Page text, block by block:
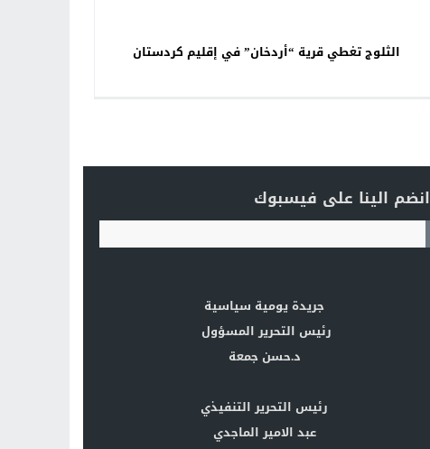
الثلوج تغطي قرية “أردخان” في إقليم كردستان
انضم الينا على فيسبوك
جريدة يومية سياسية
رئيس التحرير المسؤول
د.حسن جمعة
رئيس التحرير التنفيذي
عبد الامير الماجدي